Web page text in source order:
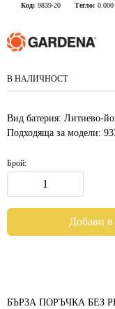
Код: 9839-20 Тегло: 0.000
В НАЛИЧНОСТ
Вид батерия: Литиево-
Подходяща за модели:
Брой:
БЪРЗА ПОРЪЧКА БЕЗ